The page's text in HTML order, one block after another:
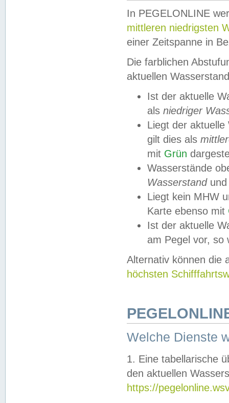
In PEGELONLINE
mittleren niedrigsten
einer Zeitspanne in
Die farblichen
aktuellen
Ist der aktuelle
als niedriger
Liegt der
gilt dies als
mit Grün
Wasserstände
Wasserstandund
Liegt kein MHW
Karte ebenso mit
Ist der aktuelle
am Pegel vor,
Alternativ können die
höchsten
Welche Dienste
1. Eine tabellarische
den aktuellen
https://